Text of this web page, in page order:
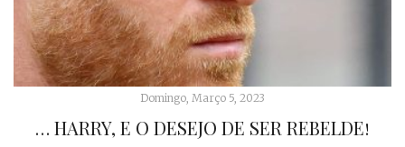
Domingo, Março 5, 2023
… HARRY, E O DESEJO DE SER REBELDE!